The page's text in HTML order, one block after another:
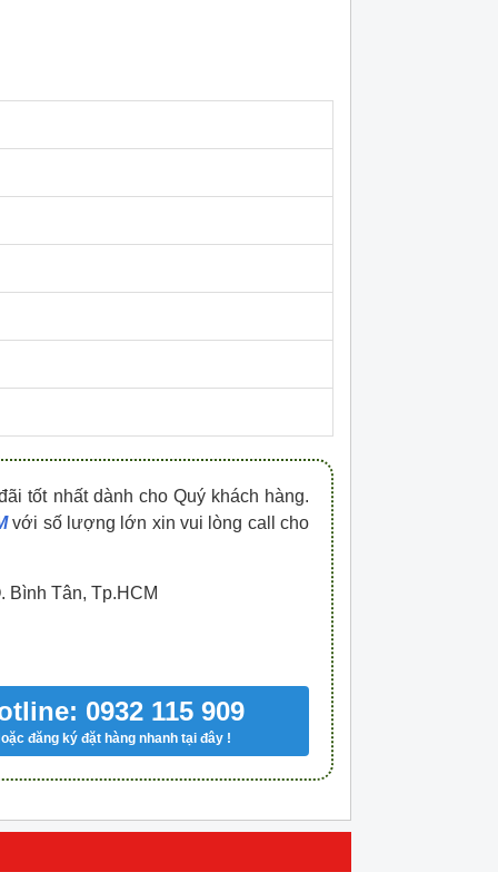
tốt nhất dành cho Quý khách hàng.
với số lượng lớn xin vui lòng call cho
Bình Tân, Tp.HCM
0932 115 909
đăng ký đặt hàng nhanh tại đây !